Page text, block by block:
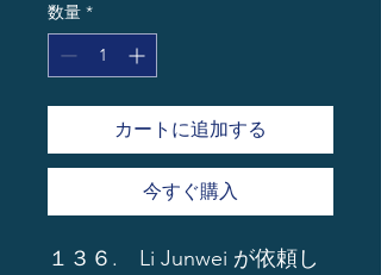
数量 *
カートに追加する
今すぐ購入
１３６. Li Junwei が依頼し